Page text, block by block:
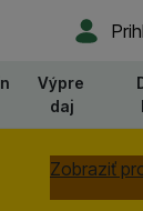
Výpre
daj
Zobraziť